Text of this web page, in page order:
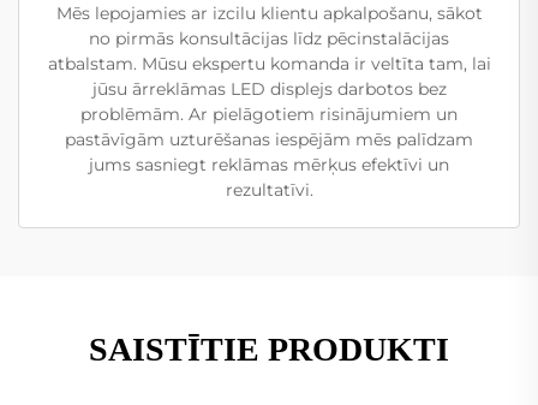
Mēs lepojamies ar izcilu klientu apkalpošanu, sākot
no pirmās konsultācijas līdz pēcinstalācijas
atbalstam. Mūsu ekspertu komanda ir veltīta tam, lai
jūsu ārreklāmas LED displejs darbotos bez
problēmām. Ar pielāgotiem risinājumiem un
pastāvīgām uzturēšanas iespējām mēs palīdzam
jums sasniegt reklāmas mērķus efektīvi un
rezultatīvi.
SAISTĪTIE PRODUKTI